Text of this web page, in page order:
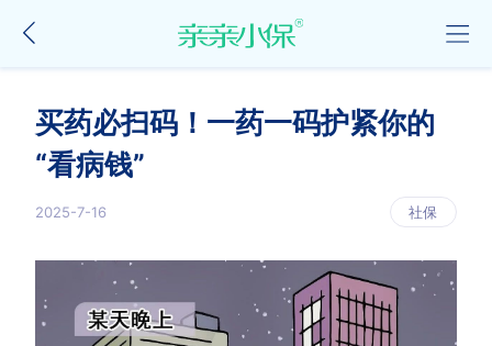
买药必扫码！一药一码护紧你的
“看病钱”
2025-7-16 社保